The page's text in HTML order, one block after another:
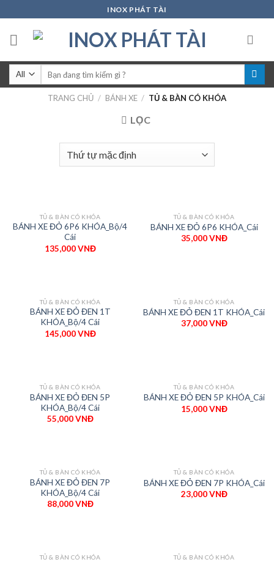
to
content
INOX PHÁT TÀI
Tìm
kiếm:
TRANG CHỦ / BÁNH XE / TỦ & BÀN CÓ KHÓA
LỌC
TỦ & BÀN CÓ KHÓA
BÁNH XE ĐỎ 6P6 KHÓA_Bộ/4
Cái
135,000VNĐ
TỦ & BÀN CÓ KHÓA
BÁNH XE ĐỎ 6P6 KHÓA_Cái
35,000VNĐ
TỦ & BÀN CÓ KHÓA
BÁNH XE ĐỎ ĐEN 1T
KHÓA_Bộ/4 Cái
145,000VNĐ
TỦ & BÀN CÓ KHÓA
BÁNH XE ĐỎ ĐEN 1T KHÓA_Cái
37,000VNĐ
TỦ & BÀN CÓ KHÓA
BÁNH XE ĐỎ ĐEN 5P
KHÓA_Bộ/4 Cái
55,000VNĐ
TỦ & BÀN CÓ KHÓA
BÁNH XE ĐỎ ĐEN 5P KHÓA_Cái
15,000VNĐ
TỦ & BÀN CÓ KHÓA
BÁNH XE ĐỎ ĐEN 7P
KHÓA_Bộ/4 Cái
88,000VNĐ
TỦ & BÀN CÓ KHÓA
BÁNH XE ĐỎ ĐEN 7P KHÓA_Cái
23,000VNĐ
TỦ & BÀN CÓ KHÓA TỦ & BÀN CÓ KHÓA